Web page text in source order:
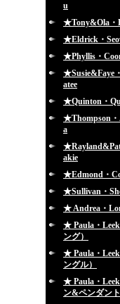
u
★Tony&Ola・
★Eldrick・
★Phyllis・
★Susie&Faye
atee
★Quinton・
★Thompson
a
akie
★Edmond・
★Sullivan・
★ Andrea・
★ Paula・
ング）
★ Paula・
ングル）
★ Paula・
ン&ペンダント